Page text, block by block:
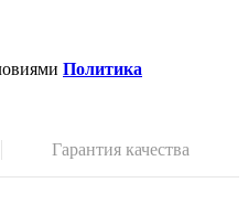
Политика
Гарантия качества